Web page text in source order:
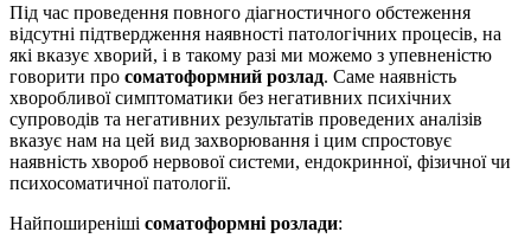
Під час проведення повного діагностичного обстеження
відсутні підтвердження наявності патологічних процесів, на
які вказує хворий, і в такому разі ми можемо з упевненістю
говорити про соматоформний розлад. Саме наявність
хворобливої ​​симптоматики без негативних психічних
супроводів та негативних результатів проведених аналізів
вказує нам на цей вид захворювання і цим спростовує
наявність хвороб нервової системи, ендокринної, фізичної чи
психосоматичної патології.
Найпоширеніші соматоформні розлади: